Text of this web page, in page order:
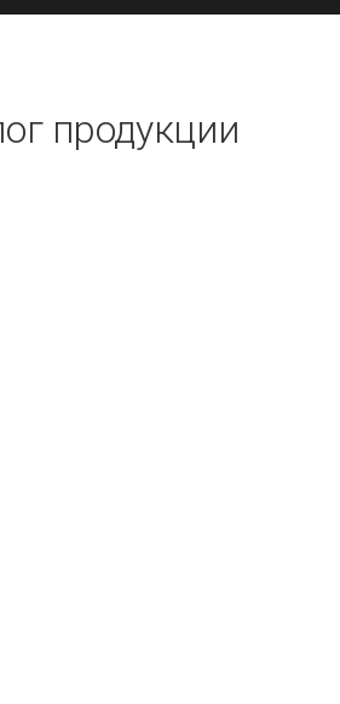
продукции